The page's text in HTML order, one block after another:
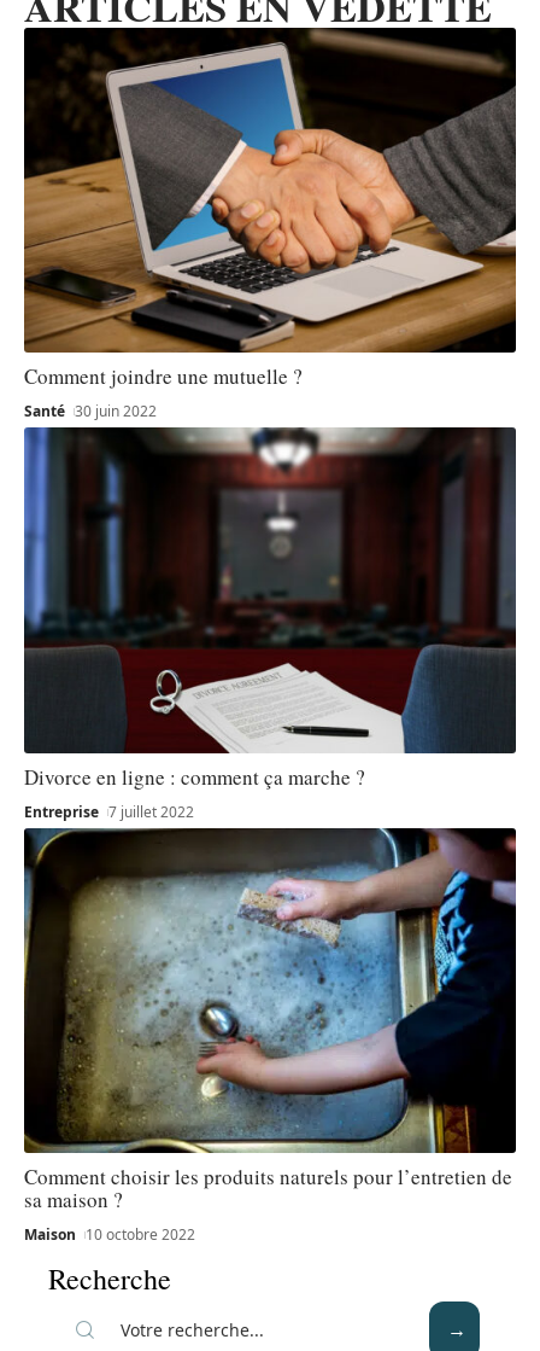
Comment joindre une mutuelle ?
Santé 30 juin 2022
Divorce en ligne : comment ça marche ?
Entreprise 7 juillet 2022
Comment choisir les produits naturels pour l’entretien de
sa maison ?
Maison 10 octobre 2022
Recherche